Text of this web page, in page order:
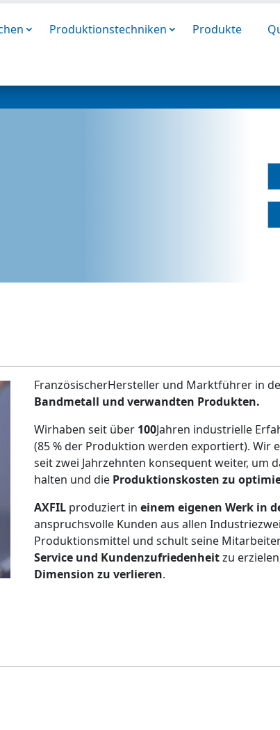
Produktionstechniken Produkte
FranzösischerHersteller und Marktführer in
Bandmetall und verwandten Produkten.
Wirhaben seit über 100Jahren industrielle
(85 % der Produktion werden exportiert). Wir
seit zwei Jahrzehnten konsequent weiter, um
halten und die Produktionskosten zu
AXFILproduziert in einem eigenen Werk in
anspruchsvolle Kunden aus allen
Produktionsmittel und schult seine
Service und Kundenzufriedenheitzu
Dimension zu verlieren.